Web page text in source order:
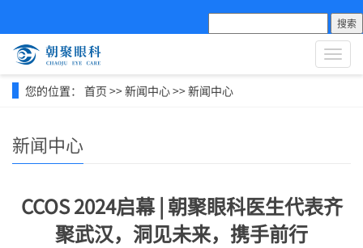
搜索
导
航
您的位置： 首页 >>新闻中心>>新闻中心
新闻中心
CCOS 2024启幕 | 朝聚眼科医生代表齐
聚武汉，洞见未来，携手前行